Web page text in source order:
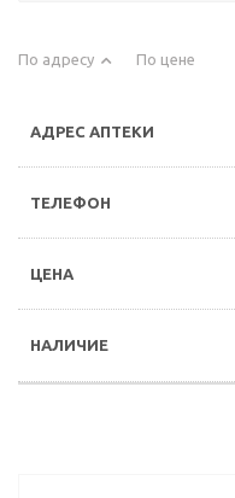
По адресу По цене